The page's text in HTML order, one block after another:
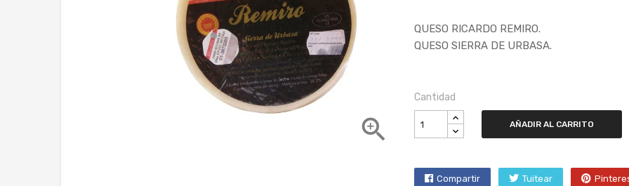

QUESO RICARDO REMIRO.
QUESO SIERRA DE URBASA.
Cantidad
AÑADIR AL CARRITO
Compartir Tuitear